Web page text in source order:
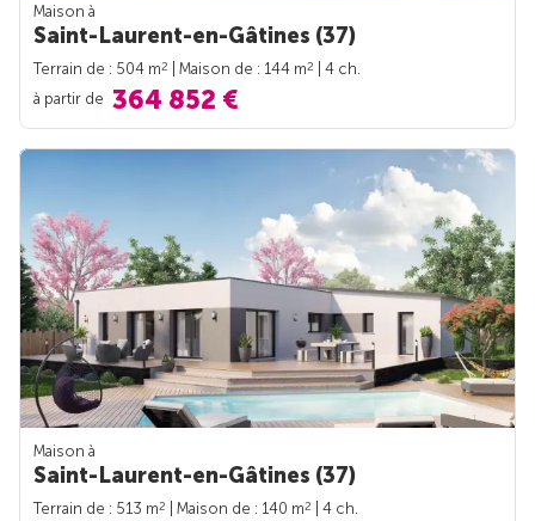
Maison à
Saint-Laurent-en-Gâtines (37)
Terrain de : 504 m2 | Maison de : 144 m2
| 4 ch.
à partir de 364 852 €
Maison à
Saint-Laurent-en-Gâtines (37)
Terrain de : 513 m2 | Maison de : 140 m2
| 4 ch.